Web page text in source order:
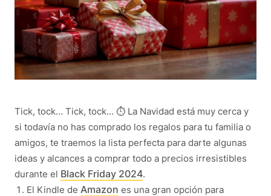
Tick, tock… Tick, tock… ⏱️ La Navidad está muy cerca y
si todavía no has comprado los regalos para tu familia o
amigos, te traemos la lista perfecta para darte algunas
ideas y alcances a comprar todo a precios irresistibles
durante el Black Friday 2024.
El Kindle de Amazon es una gran opción para